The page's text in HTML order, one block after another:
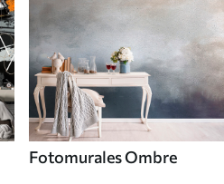
Fotomurales Ombre